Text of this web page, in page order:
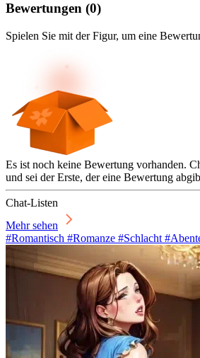
Bewertungen (0)
Spielen Sie mit der Figur, um eine
Es ist noch keine Bewertung vorhanden.
und sei der Erste, der eine Bewertung
Chat-Listen
Mehr sehen
#Romantisch #Romanze #Schlacht